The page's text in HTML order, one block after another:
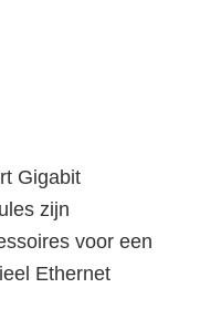
Gigabit
zijn
voor een
Ethernet